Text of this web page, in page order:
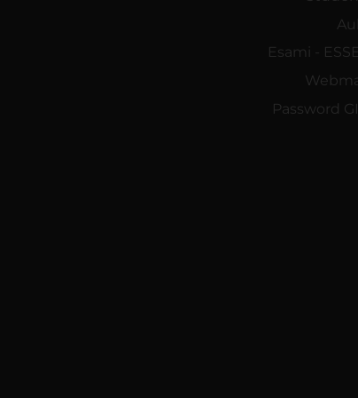
Esami -
Password